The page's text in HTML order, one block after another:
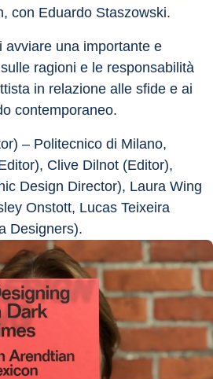
con Eduardo Staszowski.
avviare una importante e
ragioni e le responsabilità
in relazione alle sfide e ai
contemporaneo.
– Politecnico di Milano,
Clive Dilnot (Editor),
Design Director), Laura Wing
Onstott, Lucas Teixeira
Designers).